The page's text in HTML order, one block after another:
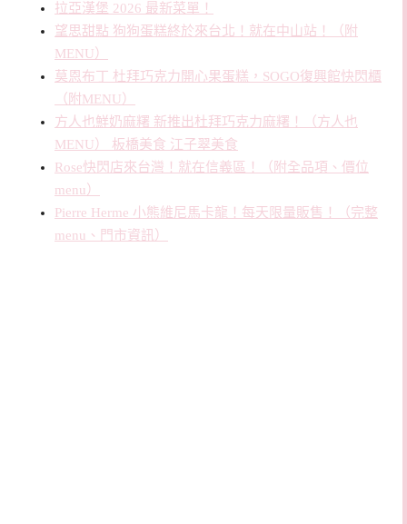
拉亞漢堡 2026 最新菜單！
望思甜點 狗狗蛋糕終於來台北！就在中山站！（附
MENU）
莫恩布丁 杜拜巧克力開心果蛋糕，SOGO復興館快閃櫃
（附MENU）
方人也鮮奶麻糬 新推出杜拜巧克力麻糬！（方人也
MENU） 板橋美食 江子翠美食
Rose快閃店來台灣！就在信義區！（附全品項、價位
menu）
Pierre Herme 小熊維尼馬卡龍！每天限量販售！（完整
menu、門市資訊）